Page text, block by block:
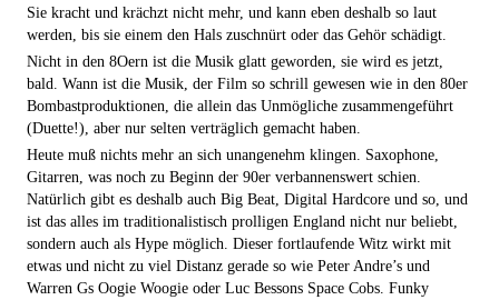
Sie kracht und krächzt nicht mehr, und kann eben deshalb so laut
werden, bis sie einem den Hals zuschnürt oder das Gehör schädigt.
Nicht in den 8Oern ist die Musik glatt geworden, sie wird es jetzt,
bald. Wann ist die Musik, der Film so schrill gewesen wie in den 80er
Bombastproduktionen, die allein das Unmögliche zusammengeführt
(Duette!), aber nur selten verträglich gemacht haben.
Heute muß nichts mehr an sich unangenehm klingen. Saxophone,
Gitarren, was noch zu Beginn der 90er verbannenswert schien.
Natürlich gibt es deshalb auch Big Beat, Digital Hardcore und so, und
ist das alles im traditionalistisch prolligen England nicht nur beliebt,
sondern auch als Hype möglich. Dieser fortlaufende Witz wirkt mit
etwas und nicht zu viel Distanz gerade so wie Peter Andre’s und
Warren Gs Oogie Woogie oder Luc Bessons Space Cobs. Funky